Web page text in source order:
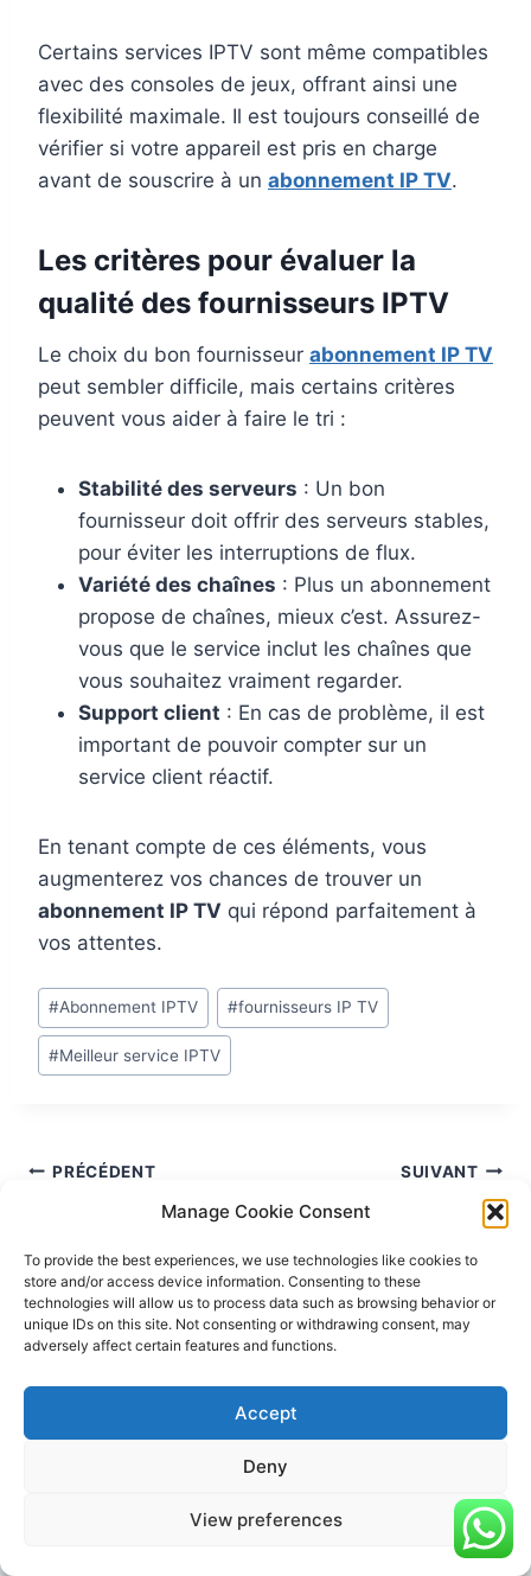
Manage Cookie Consent
To provide the best experiences, we use technologies like cookies to
store and/or access device information. Consenting to these
technologies will allow us to process data such as browsing behavior or
unique IDs on this site. Not consenting or withdrawing consent, may
adversely affect certain features and functions.
Accept
Deny
View preferences
Certains services IPTV sont même compatibles
avec des consoles de jeux, offrant ainsi une
flexibilité maximale. Il est toujours conseillé de
vérifier si votre appareil est pris en charge
avant de souscrire à un abonnement IP TV.
Les critères pour évaluer la
qualité des fournisseurs IPTV
Le choix du bon fournisseur abonnement IP TV
peut sembler difficile, mais certains critères
peuvent vous aider à faire le tri :
Stabilité des serveurs : Un bon
fournisseur doit offrir des serveurs stables,
pour éviter les interruptions de flux.
Variété des chaînes : Plus un abonnement
propose de chaînes, mieux c’est. Assurez-
vous que le service inclut les chaînes que
vous souhaitez vraiment regarder.
Support client : En cas de problème, il est
important de pouvoir compter sur un
service client réactif.
En tenant compte de ces éléments, vous
augmenterez vos chances de trouver un
abonnement IP TV qui répond parfaitement à
vos attentes.
#Abonnement IPTV #fournisseurs IP TV
#Meilleur service IPTV
PRÉCÉDENT
Tout ce que vous
Abonne et les
meilleurs fournisseurs
pour 2026
SUIVANT
hot iptv : Tutoriel IPTV
étape pour vous aider
à installer votre
abonnement IPTV
Publications similaires